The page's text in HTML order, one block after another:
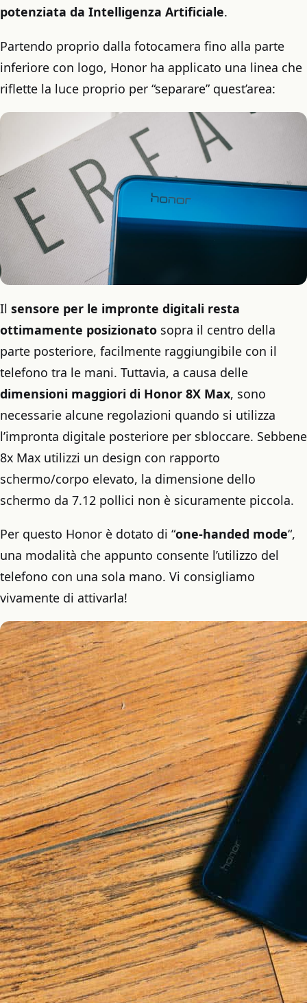
potenziata da Intelligenza Artificiale.
Partendo proprio dalla fotocamera fino alla parte
inferiore con logo, Honor ha applicato una linea che
riflette la luce proprio per “separare” quest’area:
Il sensore per le impronte digitali resta
ottimamente posizionato sopra il centro della
parte posteriore, facilmente raggiungibile con il
telefono tra le mani. Tuttavia, a causa delle
dimensioni maggiori di Honor 8X Max, sono
necessarie alcune regolazioni quando si utilizza
l’impronta digitale posteriore per sbloccare. Sebbene
8x Max utilizzi un design con rapporto
schermo/corpo elevato, la dimensione dello
schermo da 7.12 pollici non è sicuramente piccola.
Per questo Honor è dotato di “one-handed mode“,
una modalità che appunto consente l’utilizzo del
telefono con una sola mano. Vi consigliamo
vivamente di attivarla!